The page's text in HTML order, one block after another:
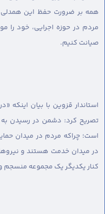
همه بر ضرورت حفظ این همدلی
مردم در حوزه اجرایی، خود را
صیانت کنیم.
استاندار قزوین با بیان اینکه
تصریح کرد: دشمن در رسیدن
است؛ چراکه مردم در میدان
در میدان خدمت هستند و
کنار یکدیگر یک مجموعه منسجم